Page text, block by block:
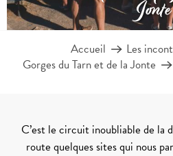
Jonte
Accueil
Les
Gorges du Tarn et de la Jonte
C’est le circuit inoubliable de la
route quelques sites qui nous